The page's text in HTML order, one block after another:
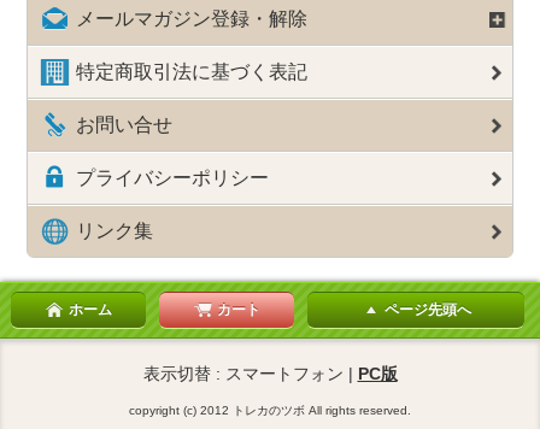
メールマガジン登録・解除
特定商取引法に基づく表記
お問い合せ
プライバシーポリシー
リンク集
ホーム カート ページ先頭へ
表示切替 : スマートフォン | PC版
copyright (c) 2012 トレカのツボ All rights reserved.